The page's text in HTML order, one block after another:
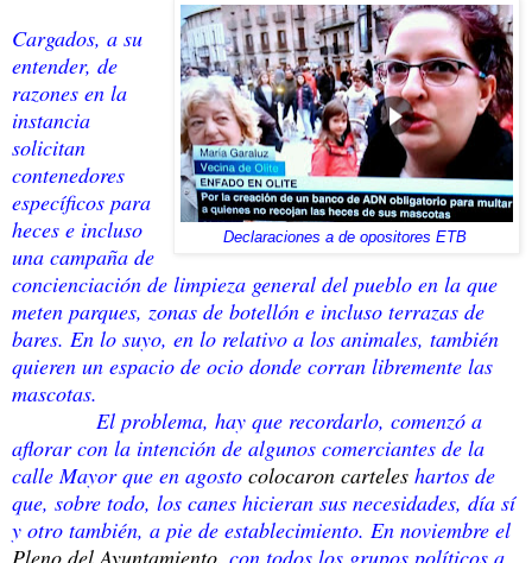
Declaraciones a de opositores ETB
Cargados, a su
entender, de
razones en la
instancia
solicitan
contenedores
específicos para
heces e incluso
una campaña de
concienciación de limpieza general del pueblo en la que
meten parques, zonas de botellón e incluso terrazas de
bares. En lo suyo, en lo relativo a los animales, también
quieren un espacio de ocio donde corran libremente las
mascotas.
El problema, hay que recordarlo, comenzó a
aflorar con la intención de algunos comerciantes de la
calle Mayor que en agosto colocaron carteles hartos de
que, sobre todo, los canes hicieran sus necesidades, día sí
y otro también, a pie de establecimiento. En noviembre el
Pleno del Ayuntamiento, con todos los grupos políticos a